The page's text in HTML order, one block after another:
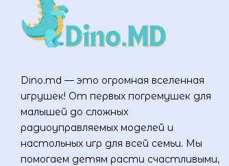
Dino.md — это огромная вселенная
игрушек! От первых погремушек для
малышей до сложных
радиоуправляемых моделей и
настольных игр для всей семьи. Мы
помогаем детям расти счастливыми,